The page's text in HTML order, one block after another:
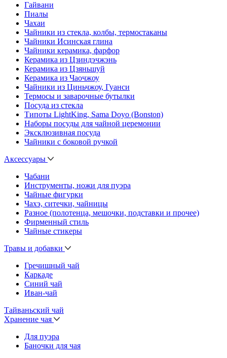
Гайвани
Пиалы
Чахаи
Чайники из стекла, колбы, термостаканы
Чайники Исинская глина
Чайники керамика, фарфор
Керамика из Цзиндэчжэнь
Керамика из Цзяньшуй
Керамика из Чаочжоу
Чайники из Циньчжоу, Гуанси
Термосы и заварочные бутылки
Посуда из стекла
Типоты LightKing, Sama Doyo (Bonston)
Наборы посуды для чайной церемонии
Эксклюзивная посуда
Чайники с боковой ручкой
Аксессуары
Чабани
Инструменты, ножи для пуэра
Чайные фигурки
Чахэ, ситечки, чайницы
Разное (полотенца, мешочки, подставки и прочее)
Фирменный стиль
Чайные стикеры
Травы и добавки
Гречишный чай
Каркаде
Синий чай
Иван-чай
Тайваньский чай
Хранение чая
Для пуэра
Баночки для чая